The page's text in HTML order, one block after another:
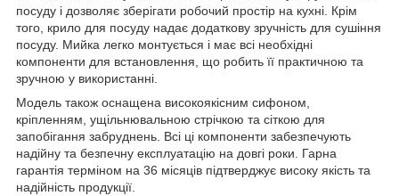
посуду і дозволяє зберігати робочий простір на кухні. Крім
того, крило для посуду надає додаткову зручність для сушіння
посуду. Мийка легко монтується і має всі необхідні
компоненти для встановлення, що робить її практичною та
зручною у використанні.
Модель також оснащена високоякісним сифоном,
кріпленням, ущільнювальною стрічкою та сіткою для
запобігання забруднень. Всі ці компоненти забезпечують
надійну та безпечну експлуатацію на довгі роки. Гарна
гарантія терміном на 36 місяців підтверджує високу якість та
надійність продукції.